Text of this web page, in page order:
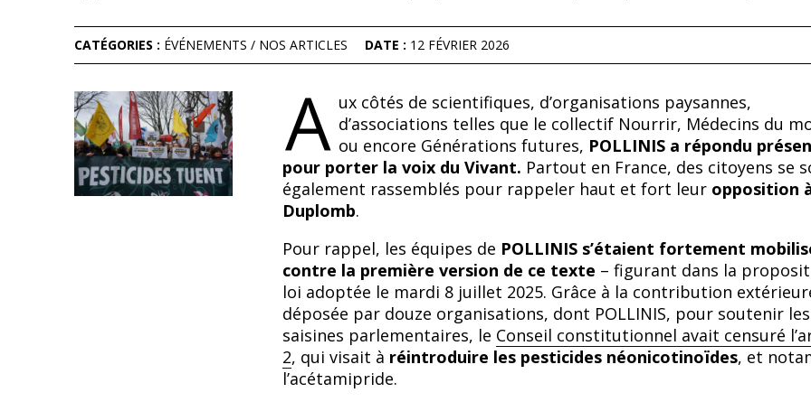
CATÉGORIES : ÉVÉNEMENTS / NOS ARTICLES DATE : 12 FÉVRIER 2026
A ux côtés de scientifiques, d’organisations paysannes,
d’associations telles que le collectif Nourrir, Médecins du
ou encore Générations futures, POLLINIS a répondu
pour porter la voix du Vivant. Partout en France, des citoyens se
également rassemblés pour rappeler haut et fort leur opposition
Duplomb.
Pour rappel, les équipes de POLLINIS s’étaient fortement
contre la première version de ce texte – figurant dans la
loi adoptée le mardi 8 juillet 2025. Grâce à la contribution
déposée par douze organisations, dont POLLINIS, pour soutenir les
saisines parlementaires, le Conseil constitutionnel avait censuré
2, qui visait à réintroduire les pesticides néonicotinoïdes, et
l’acétamipride.